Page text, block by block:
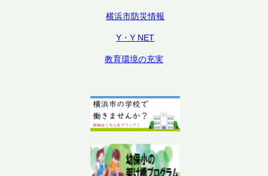
横浜市防災情報
Y・Y NET
教育環境の充実